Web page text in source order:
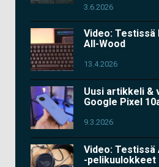
3.6.2026
Video: Testissä
All-Wood
13.4.2026
Uusi artikkeli &
Google Pixel
9.3.2026
Video: Testissä
-pelikuulokkeet